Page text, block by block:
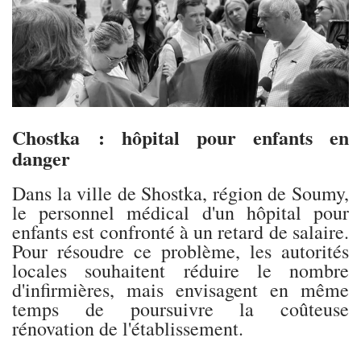
Chostka : hôpital pour enfants en
danger
Dans la ville de Shostka, région de Soumy,
le personnel médical d'un hôpital pour
enfants est confronté à un retard de salaire.
Pour résoudre ce problème, les autorités
locales souhaitent réduire le nombre
d'infirmières, mais envisagent en même
temps de poursuivre la coûteuse
rénovation de l'établissement.